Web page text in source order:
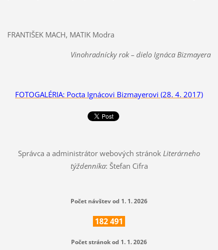
FRANTIŠEK MACH, MATIK Modra
Vinohradnícky rok– dielo Ignáca Bizmayera
FOTOGALÉRIA: Pocta Ignácovi Bizmayerovi (28. 4. 2017)
Správca a administrátor webových stránok Literárneho
týždenníka: Štefan Cifra
Počet návštev od 1. 1. 2026
182491
Počet stránok od 1. 1. 2026